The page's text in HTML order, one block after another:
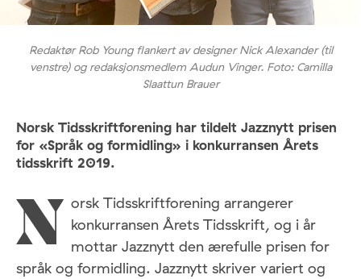
Redaktør Rob Young flankert av designer Nick Alexander (til
venstre) og redaksjonsmedlem Audun Vinger. Foto: Camilla
Slaattun Brauer
Norsk Tidsskriftforening har tildelt Jazznytt prisen
for «Språk og formidling» i konkurransen Årets
tidsskrift 2019.
N
orsk Tidsskriftforening arrangerer
konkurransen Årets Tidsskrift, og i år
mottar Jazznytt den ærefulle prisen for
språk og formidling. Jazznytt skriver variert og